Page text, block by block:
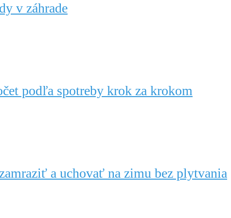
v záhrade
podľa spotreby krok za krokom
a uchovať na zimu bez plytvania